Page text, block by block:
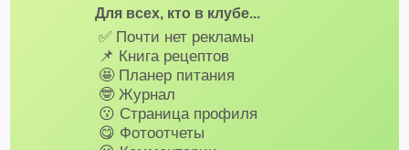
Для всех, кто в клубе...
✅ Почти нет рекламы
📌 Книга рецептов
🤩 Планер питания
🤓 Журнал
😗 Страница профиля
😋 Фотоотчеты